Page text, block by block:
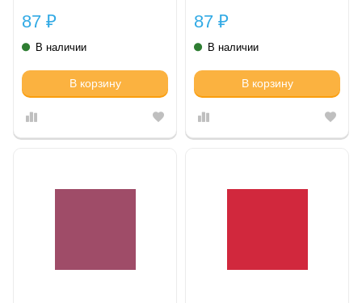
87 ₽
В наличии
В корзину
87 ₽
В наличии
В корзину